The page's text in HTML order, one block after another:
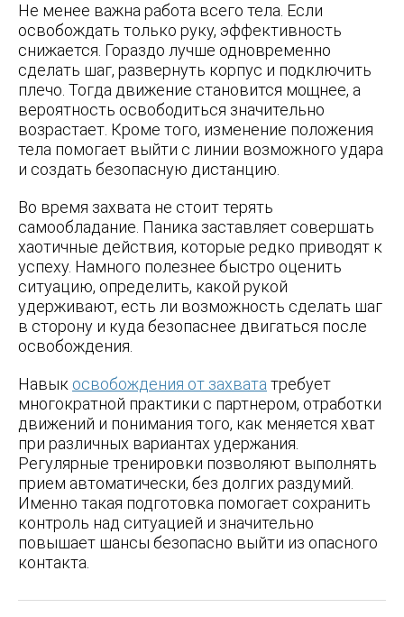
Не менее важна работа всего тела. Если
освобождать только руку, эффективность
снижается. Гораздо лучше одновременно
сделать шаг, развернуть корпус и подключить
плечо. Тогда движение становится мощнее, а
вероятность освободиться значительно
возрастает. Кроме того, изменение положения
тела помогает выйти с линии возможного удара
и создать безопасную дистанцию.
Во время захвата не стоит терять
самообладание. Паника заставляет совершать
хаотичные действия, которые редко приводят к
успеху. Намного полезнее быстро оценить
ситуацию, определить, какой рукой
удерживают, есть ли возможность сделать шаг
в сторону и куда безопаснее двигаться после
освобождения.
Навык освобождения от захвата требует
многократной практики с партнером, отработки
движений и понимания того, как меняется хват
при различных вариантах удержания.
Регулярные тренировки позволяют выполнять
прием автоматически, без долгих раздумий.
Именно такая подготовка помогает сохранить
контроль над ситуацией и значительно
повышает шансы безопасно выйти из опасного
контакта.